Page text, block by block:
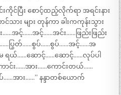
ကိုင်ပြီး စောင့်ထည့်လိုက်ရာ အရင်းနား
သား များ တုန်ကာ ခါးကကုန်းသွား
……အင့်……အင့်……အင်း……ဖြည်းဖြည်း
……ပြွတ်……စွပ်……စွပ်……အင့်……အ
ရယ်……ဆောင့်……ဆောင့်……လုပ်ပါ
ာင်း……အား……ကောင်းတယ်……
အား……” နန္ဒာတစ်ယောက်